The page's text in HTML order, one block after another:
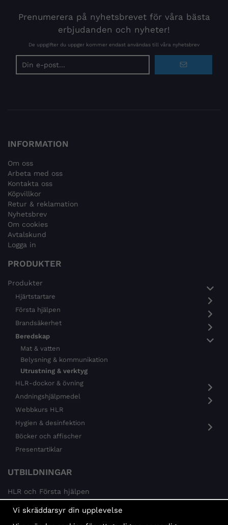
Prenumerera på nyhetsbrevet för våra bästa
erbjudanden och nyheter!
De uppgifter du uppger kommer endast användas till våra nyhetsbrev
INFORMATION
Om oss
Arbeta med oss
Kontakta oss
Köpvillkor
Retur & reklamation
Nyhetsbrev
Om cookies
Avtalskund
Logga in
PRODUKTER
Produkter
Hjärtstartare
Första hjälpen
Brandsäkerhet
Beredskap
Mat & vatten
Belysning & kommunikation
Utrustning & verktyg
HLR-dockor & övning
Andningshjälpmedel
Webbkurs HLR
Hygien & desinfektion
Böcker och affischer
Presentartiklar
UTBILDNINGAR
HLR och Första hjälpen
Psykisk hälsa
Brandskydd
Vi skräddarsyr din upplevelse